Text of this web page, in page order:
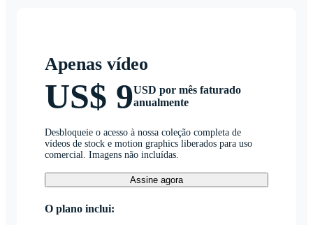
Apenas vídeo
US$ 9USD por mês faturado
anualmente
Desbloqueie o acesso à nossa coleção completa de
vídeos de stock e motion graphics liberados para uso
comercial. Imagens não incluídas.
Assine agora
O plano inclui: